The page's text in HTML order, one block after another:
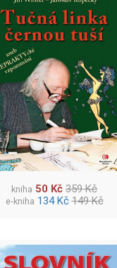
kniha 50 Kč 359 Kč
e-kniha 134 Kč 149 Kč